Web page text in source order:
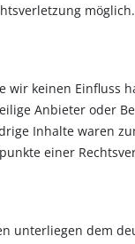
keinen Einfluss
Anbieter oder
Inhalte waren
einer
unterliegen dem